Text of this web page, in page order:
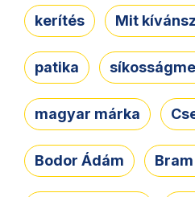
kerítés Mit
patika
magyar márka
Bodor Ádám